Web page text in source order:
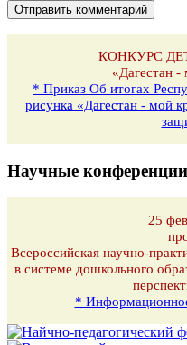
КОНКУРС
«Дагестан
* Приказ Об итогах
рисунка «Дагестан - мой
Научные конференции
25
Всероссийская научно-
в системе дошкольного
*